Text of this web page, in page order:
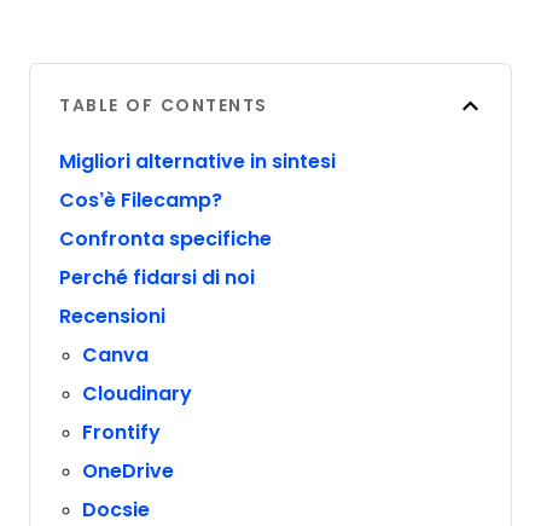
TABLE OF CONTENTS
Migliori alternative in sintesi
Cos’è Filecamp?
Confronta specifiche
Perché fidarsi di noi
Recensioni
Canva
Cloudinary
Frontify
OneDrive
Docsie